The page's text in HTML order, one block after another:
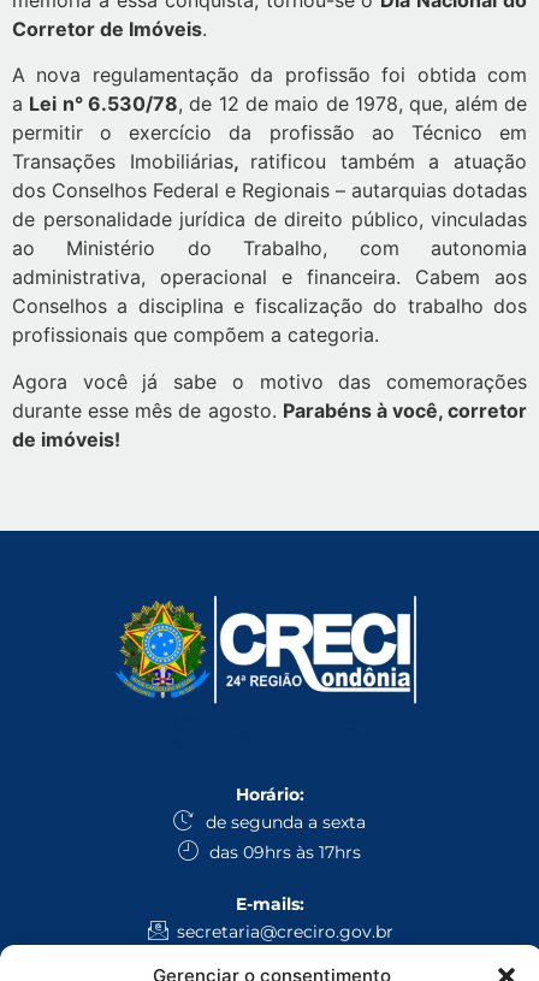
Gerenciar o consentimento
Corretor de Imóveis.
A nova regulamentação da profissão foi obtida com
a Lei n° 6.530/78, de 12 de maio de 1978, que, além de
permitir o exercício da profissão ao Técnico em
Transações Imobiliárias, ratificou também a atuação
dos Conselhos Federal e Regionais – autarquias dotadas
de personalidade jurídica de direito público, vinculadas
ao Ministério do Trabalho, com autonomia
administrativa, operacional e financeira. Cabem aos
Conselhos a disciplina e fiscalização do trabalho dos
profissionais que compõem a categoria.
Agora você já sabe o motivo das comemorações
durante esse mês de agosto. Parabéns à você, corretor
de imóveis!
Horário:
de segunda a sexta
das 09hrs às 17hrs
E-mails:
secretaria@creciro.gov.br